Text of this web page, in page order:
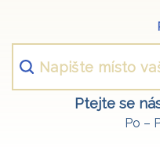
Ptejte se
Po –